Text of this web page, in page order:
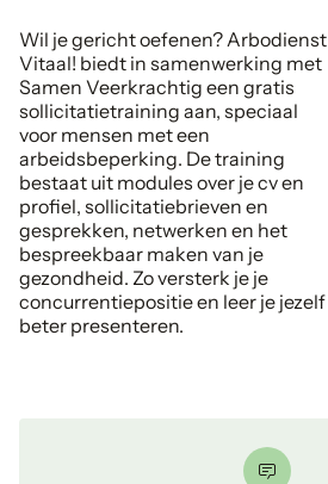
Wil je gericht oefenen? Arbodienst
Vitaal! biedt in samenwerking met
Samen Veerkrachtig een gratis
sollicitatietraining aan, speciaal
voor mensen met een
arbeidsbeperking. De training
bestaat uit modules over je cv en
profiel, sollicitatiebrieven en
gesprekken, netwerken en het
bespreekbaar maken van je
gezondheid. Zo versterk je je
concurrentiepositie en leer je jezelf
beter presenteren.